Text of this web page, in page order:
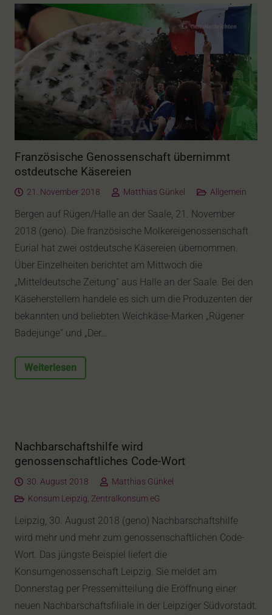
Französische Genossenschaft übernimmt
ostdeutsche Käsereien
21. November 2018 Matthias Günkel Allgemein
Bergen auf Rügen/Halle an der Saale, 21. November
2018 (geno). Die französische Molkereigenossenschaft
Eurial hat zwei ostdeutsche Käsereien übernommen.
Über Einzelheiten berichtet am Mittwoch die
„Mitteldeutsche Zeitung“ aus Halle an der Saale. Bei den
Käseherstellern handele es sich um die Produzenten der
bekannten und beliebten Weichkäse-Marken „Rügener
Badejunge“ und „Der…
Weiterlesen
Nachbarschaftshilfe wird
genossenschaftliches Code-Wort
30. August 2018
Matthias Günkel
Konsum Leipzig, Zentralkonsum eG
Leipzig, 30. August 2018 (geno) Nachbarschaftshilfe
wird mehr und mehr zum genossenschaftlichen Code-
Wort. Das jüngste Beispiel liefert die
Konsumgenossenschaft Leipzig. Sie meldet am
Donnerstag per Pressemitteilung die Eröffnung einer
neuen Nachbarschaftsfiliale in der Leipziger Südvorstadt.